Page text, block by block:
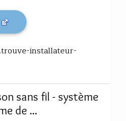
installateur-
sans fil - système
de ...